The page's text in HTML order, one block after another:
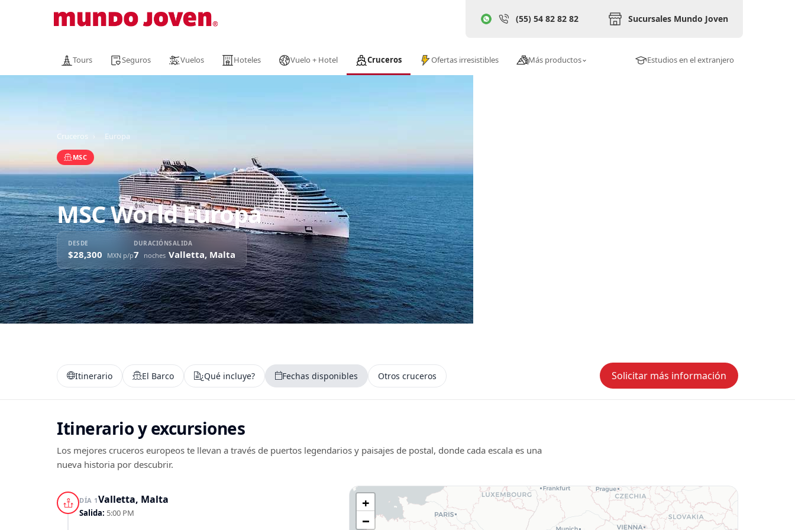
(55) 54 82 82 82 Sucursales Mundo Joven
Tours Seguros Vuelos Hoteles Vuelo + Hotel Cruceros Ofertas irresistibles Más productos Estudios en el extranjero
Cruceros › Europa
MSC
MSC World Europa
DESDE
$28,300 MXN p/p
DURACIÓN
7 noches
SALIDA
Valletta, Malta
Itinerario El Barco ¿Qué incluye? Fechas disponibles Otros cruceros Solicitar más información
Itinerario y excursiones
Los mejores cruceros europeos te llevan a través de puertos legendarios y paisajes de postal, donde cada escala es una
nueva historia por descubrir.
DÍA 1Valletta, Malta
Salida: 5:00 PM
+
−